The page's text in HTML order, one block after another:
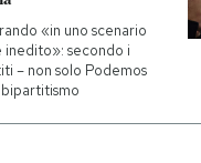
«in uno scenario
secondo i
– non solo Podemos